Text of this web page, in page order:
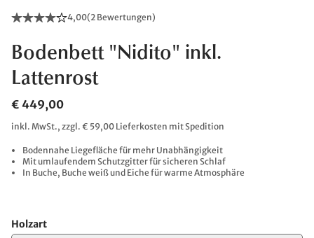
4,00(2 Bewertungen)
Bodenbett "Nidito" inkl.
Lattenrost
€ 449,00
inkl. MwSt., zzgl. € 59,00 Lieferkosten mit Spedition
Bodennahe Liegefläche für mehr Unabhängigkeit
Mit umlaufendem Schutzgitter für sicheren Schlaf
In Buche, Buche weiß und Eiche für warme Atmosphäre
Holzart